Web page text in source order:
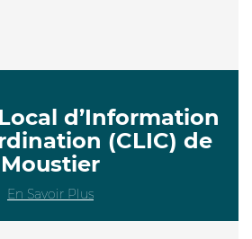
d’Information
(CLIC) de
Moustier
En Savoir Plus